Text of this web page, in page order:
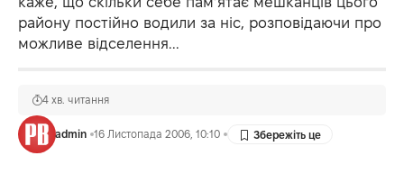
району постійно водили за ніс, розповідаючи про
можливе відселення...
admin 16 Листопада 2006, 10:10
4 хв. читання